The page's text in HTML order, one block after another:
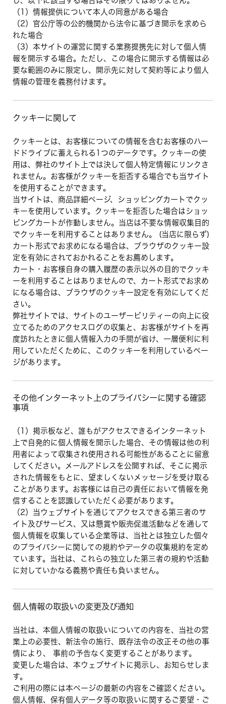
（1）情報提供について本人の同意がある場合
（2）官公庁等の公的機関から法令に基づき開示を求めら
れた場合
（3）本サイトの運営に関する業務提携先に対して個人情
報を開示する場合。ただし、この場合に開示する情報は必
要な範囲のみに限定し、開示先に対して契約等により個人
情報の管理を義務付けます。
クッキーに関して
クッキーとは、お客様についての情報を含むお客様のハー
ドドライブに蓄えられる1つのデータです。クッキーの使
用は、弊社のサイト上では決して個人特定情報にリンクさ
れません。お客様がクッキーを拒否する場合でも当サイト
を使用することができます。
当サイトは、商品詳細ページ、ショッピングカートでクッ
キーを使用しています。クッキーを拒否した場合はショッ
ピングカートが作動しません。当店は不要な情報収集目的
でクッキーを利用することはありません。 (当店に限らず)
カート形式でお求めになる場合は、ブラウザのクッキー設
定を有効にされておかれることをお薦めします。
カート・お客様自身の購入履歴の表示以外の目的でクッキ
ーを利用することはありませんので、カート形式でお求め
になる場合は、ブラウザのクッキー設定を有効にしてくだ
さい。
弊社サイトでは、サイトのユーザービリティーの向上に役
立てるためのアクセスログの収集と、お客様がサイトを再
度訪れたときに個人情報入力の手間が省け、一層便利に利
用していただくために、このクッキーを利用しているペー
ジがあります。
その他インターネット上のプライバシーに関する確認
事項
（1）掲示板など、誰もがアクセスできるインターネット
上で自発的に個人情報を開示した場合、その情報は他の利
用者によって収集され使用される可能性があることに留意
してください。メールアドレスを公開すれば、そこに掲示
された情報をもとに、望ましくないメッセージを受け取る
ことがあります。お客様には自己の責任において情報を発
信することを認識していただく必要があります。
（2）当ウェブサイトを通じてアクセスできる第三者のサ
イト及びサービス、又は懸賞や販売促進活動などを通して
個人情報を収集している企業等は、当社とは独立した個々
のプライバシーに関しての規約やデータの収集規約を定め
ています。当社は、これらの独立した第三者の規約や活動
に対していかなる義務や責任も負いません。
個人情報の取扱いの変更及び通知
当社は、本個人情報の取扱いについての内容を、当社の営
業上の必要性、新法令の施行、既存法令の改正その他の事
情により、 事前の予告なく変更することがあります。
変更した場合は、本ウェブサイトに掲示し、お知らせしま
す。
ご利用の際には本ページの最新の内容をご確認ください。
個人情報、保有個人データ等の取扱いに関するご要望・ご